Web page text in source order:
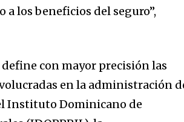
a los beneficios del seguro”,
con mayor precisión las
en la administración
Instituto Dominicano de